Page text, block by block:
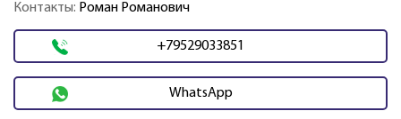
Контакты: Роман Романович
+79529033851
WhatsApp